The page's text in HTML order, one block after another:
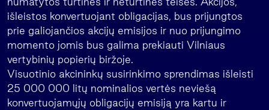
išleistos konvertuojant obligacijas, bus prijungtos
prie galiojančios akcijų emisijos ir nuo prijungimo
momento jomis bus galima prekiauti Vilniaus
vertybinių popierių biržoje.
Visuotinio akcininkų susirinkimo sprendimas išleisti
25 000 000 litų nominalios vertės neviešą
konvertuojamųjų obligacijų emisiją yra kartu ir